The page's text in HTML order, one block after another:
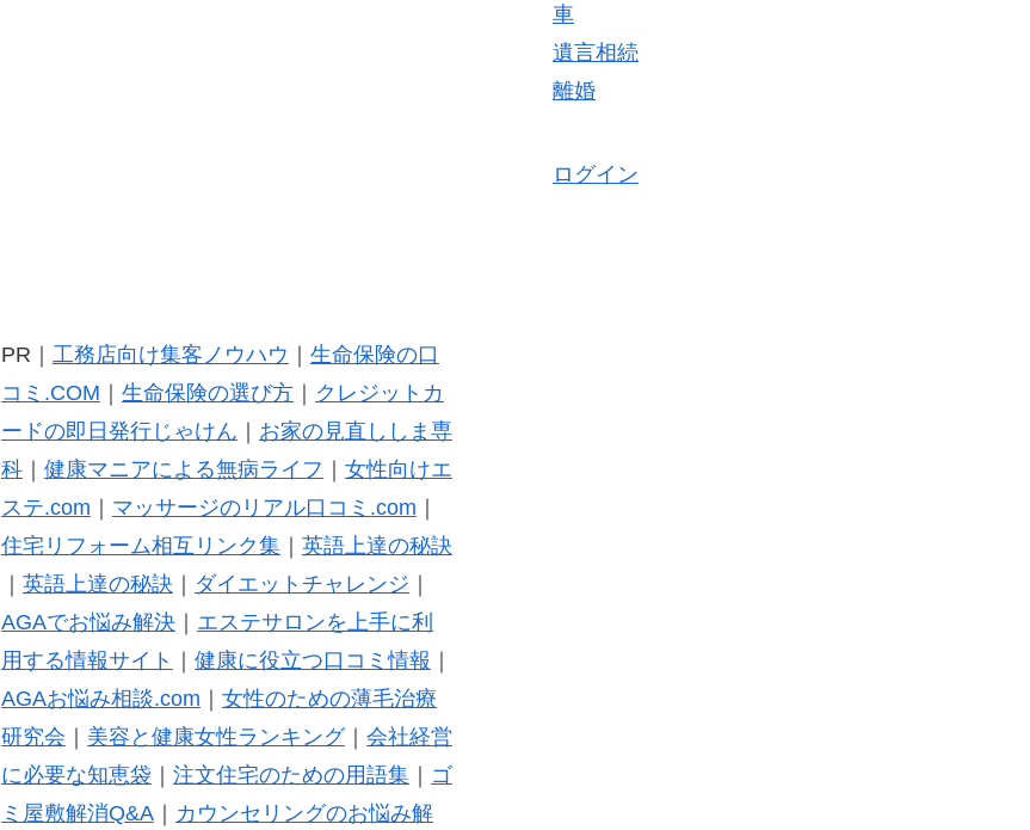
車
遺言相続
離婚
ログイン
PR｜ 工務店向け集客ノウハウ
生命保険の口
コミ.COM
生命保険の選び方｜
クレジットカ
ードの即日発行じゃけん
お家の見直ししま専
科｜ 健康マニアによる無病ライフ
女性向けエ
ステ.com
マッサージのリアル口コミ.com
住宅リフォーム相互リンク集｜ 英語上達の秘訣
英語上達の秘訣 ダイエットチャレンジ
AGAでお悩み解決｜ エステサロンを上手に利
用する情報サイト
健康に役立つ口コミ情報
AGAお悩み相談.com
女性のための薄毛治療
研究会
美容と健康女性ランキング｜ 会社経営
に必要な知恵袋
注文住宅のための用語集｜
ゴ
ミ屋敷解消Q&A｜ カウンセリングのお悩み解